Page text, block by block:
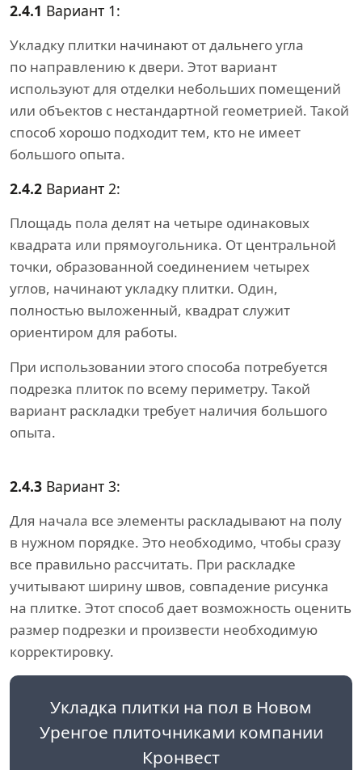
2.4.1 Вариант 1:
Укладку плитки начинают от дальнего угла
по направлению к двери. Этот вариант
используют для отделки небольших помещений
или объектов с нестандартной геометрией. Такой
способ хорошо подходит тем, кто не имеет
большого опыта.
2.4.2 Вариант 2:
Площадь пола делят на четыре одинаковых
квадрата или прямоугольника. От центральной
точки, образованной соединением четырех
углов, начинают укладку плитки. Один,
полностью выложенный, квадрат служит
ориентиром для работы.
При использовании этого способа потребуется
подрезка плиток по всему периметру. Такой
вариант раскладки требует наличия большого
опыта.
2.4.3 Вариант 3:
Для начала все элементы раскладывают на полу
в нужном порядке. Это необходимо, чтобы сразу
все правильно рассчитать. При раскладке
учитывают ширину швов, совпадение рисунка
на плитке. Этот способ дает возможность оценить
размер подрезки и произвести необходимую
корректировку.
Укладка плитки на пол в Новом
Уренгое плиточниками компании
Кронвест